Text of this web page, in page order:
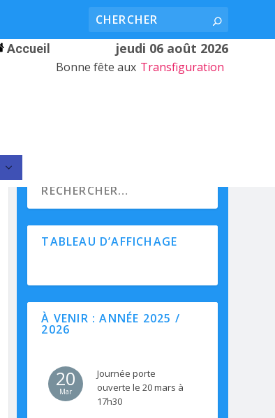
Accueil jeudi 06 août 2026
Bonne fête aux Transfiguration
TABLEAU D’AFFICHAGE
À VENIR : ANNÉE 2025 /
2026
20
Mar
Journée porte
ouverte le 20 mars à
17h30